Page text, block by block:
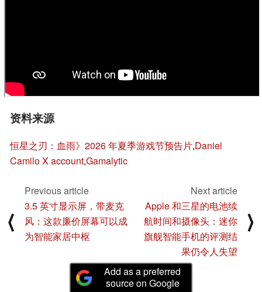
资料来源
恒星之刃：血雨》2026 年夏季游戏节预告片,Daniel
Camilo X account,Gamalytic
⟨
Previous article
3.5 英寸显示屏，带麦克
风：这款廉价屏幕可以成
为智能家居中枢
Next article
Apple 和三星的电池续
航时间和摄像头：迷你
旗舰智能手机的评测结
果仍令人失望
⟩
Add as a preferred
source on Google